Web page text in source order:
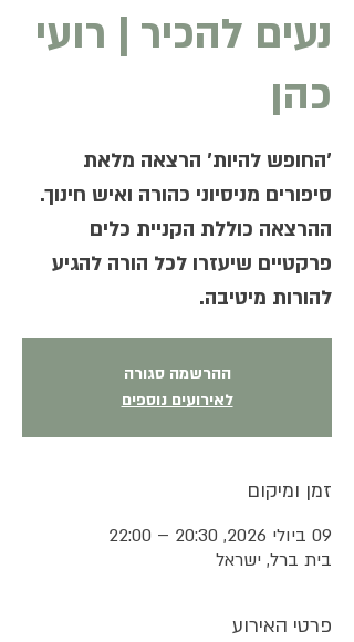
נעים להכיר | רועי
כהן
'החופש להיות' הרצאה מלאת
ההרצאה כוללת הקניית כלים
פרקטיים שיעזרו לכל הורה להגיע
להורות מיטיבה.
ההרשמה סגורה
לאירועים נוספים
זמן ומיקום
09 ביולי 2026, 20:30 – 22:00
בית ברל, ישראל
פרטי האירוע